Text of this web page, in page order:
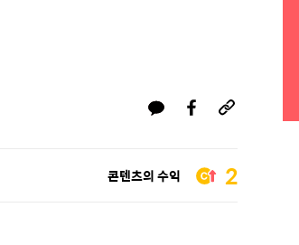
콘텐츠의 수익 2